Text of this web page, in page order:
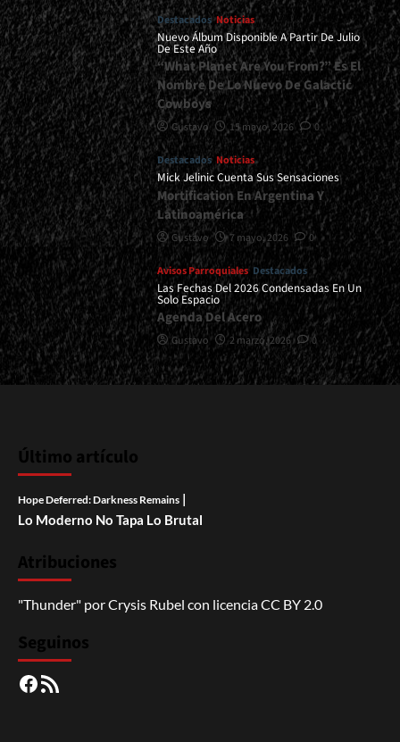
Destacados Noticias
Nuevo Álbum Disponible A Partir De Julio
De Este Año
“What Planet Are You From?” Es El
Nombre De Lo Nuevo De Galactic
Cowboys
Gustavo 15 mayo, 2026 0
Destacados Noticias
Mick Jelinic Cuenta Sus Sensaciones
Mortification En Argentina Y
Latinoamérica
Gustavo 7 mayo, 2026 0
Avisos Parroquiales Destacados
Las Fechas Del 2026 Condensadas En Un
Solo Espacio
Agenda Del Acero
Gustavo 2 marzo, 2026 0
Último artículo
Hope Deferred: Darkness Remains |
Lo Moderno No Tapa Lo Brutal
Atribuciones
"Thunder" porCrysis Rubel con licenciaCC BY 2.0
Seguinos
Facebook
RSS